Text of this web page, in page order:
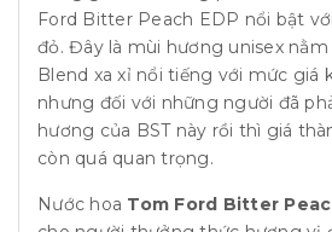
Ford Bitter Peach EDP nổi bật
đỏ. Đây là mùi hương unisex
Blend xa xỉ nổi tiếng với mức giá
nhưng đối với những người đã
hương của BST này rồi thì giá
còn quá quan trọng.
Nước hoa Tom Ford Bitter